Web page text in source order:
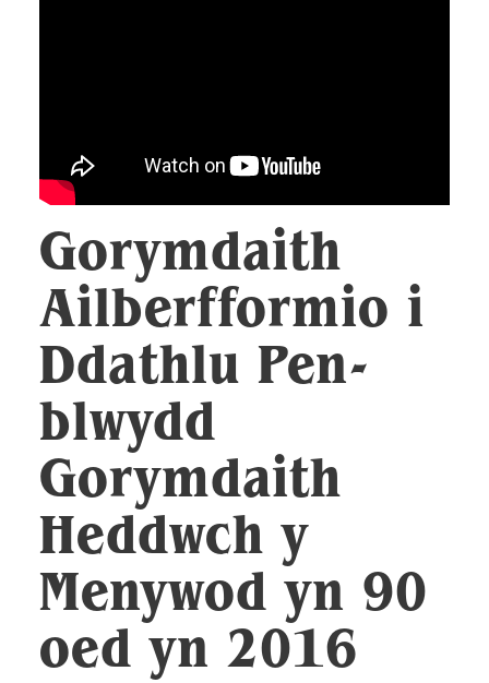
Gorymdaith
Ailberfformio i
Ddathlu Pen-
blwydd
Gorymdaith
Heddwch y
Menywod yn 90
oed yn 2016